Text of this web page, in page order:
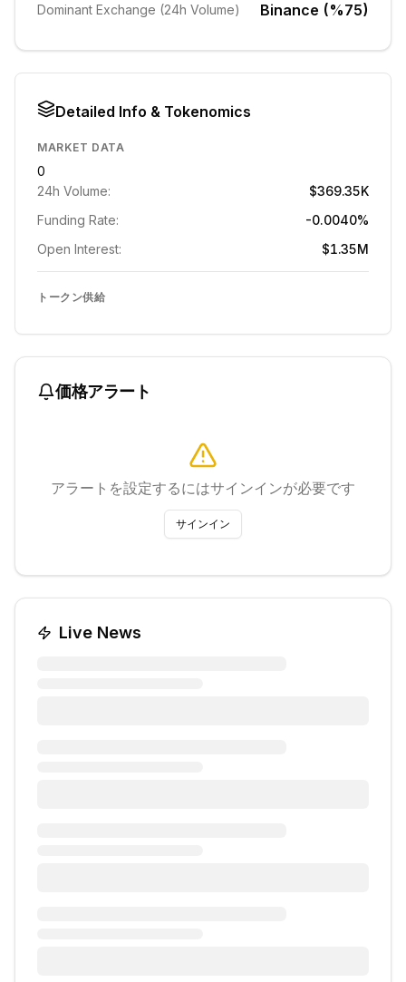
Dominant Exchange (24h Volume) Binance (%75)
Detailed Info & Tokenomics
MARKET DATA
0
24h Volume:
$369.35K
Funding Rate:
-0.0040%
Open Interest:
$1.35M
トークン供給
価格アラート
アラートを設定するにはサインインが必要です
サインイン
Live News